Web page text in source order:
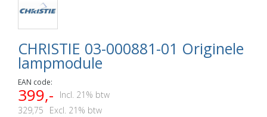
CHRISTIE 03-000881-01 Originele
lampmodule
EAN code:
399,-
Incl. 21% btw
329,75
Excl. 21% btw